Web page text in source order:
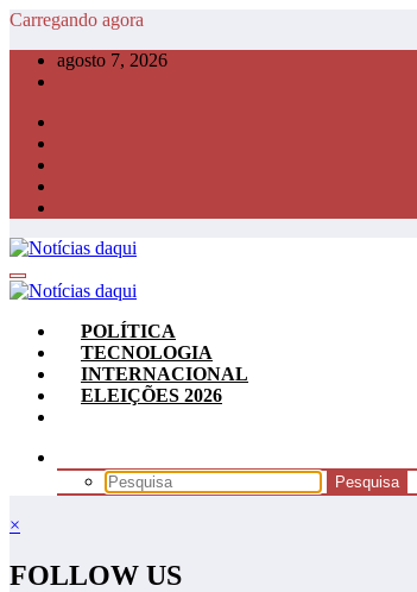
Pular
conteúdo
Carregando agora
agosto 7, 2026
POLÍTICA
TECNOLOGIA
INTERNACIONAL
ELEIÇÕES 2026
×
FOLLOW US